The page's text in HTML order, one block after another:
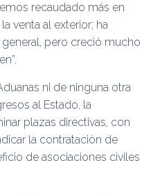
recaudado más en
venta al exterior; ha
pero creció mucho
ni de ninguna otra
al Estado, la
plazas directivas, con
la contratación de
de asociaciones civiles